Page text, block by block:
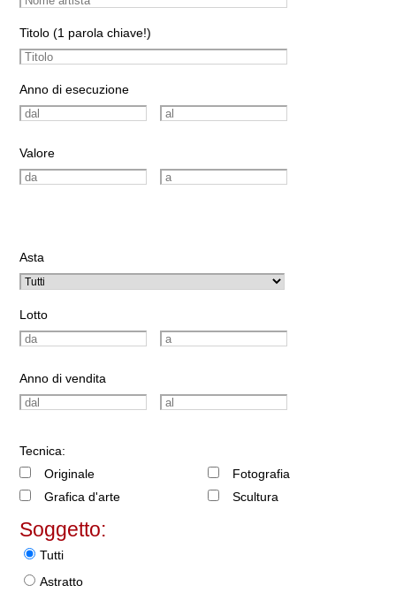
Titolo (1 parola chiave!)
Anno di esecuzione
Valore
Asta
Lotto
Anno di vendita
Tecnica:
Originale
Grafica d'arte
Fotografia
Scultura
Soggetto:
Tutti
Astratto